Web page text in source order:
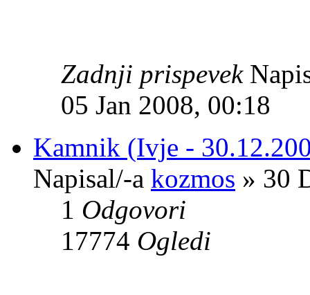
Zadnji prispevek
05 Jan 2008, 00:18
Kamnik (Ivje -
Napisal/-a kozmos » 30
1 Odgovori
17774 Ogledi